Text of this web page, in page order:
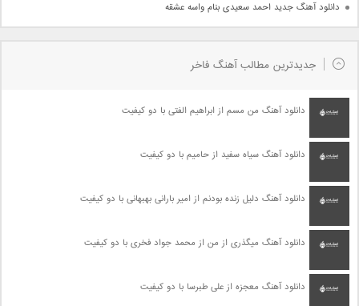
دانلود آهنگ جدید احمد سعیدی بنام واسه عشقه
جدیدترین مطالب آهنگ فاخر
دانلود آهنگ من مسم از ابراهیم الفتی با دو کیفیت
دانلود آهنگ سیاه سفید از حامیم با دو کیفیت
دانلود آهنگ دلیل زنده بودنم از امیر بارانی بهبهانی با دو کیفیت
دانلود آهنگ میگذری از من از محمد جواد فخری با دو کیفیت
دانلود آهنگ معجزه از علی طبرسا با دو کیفیت